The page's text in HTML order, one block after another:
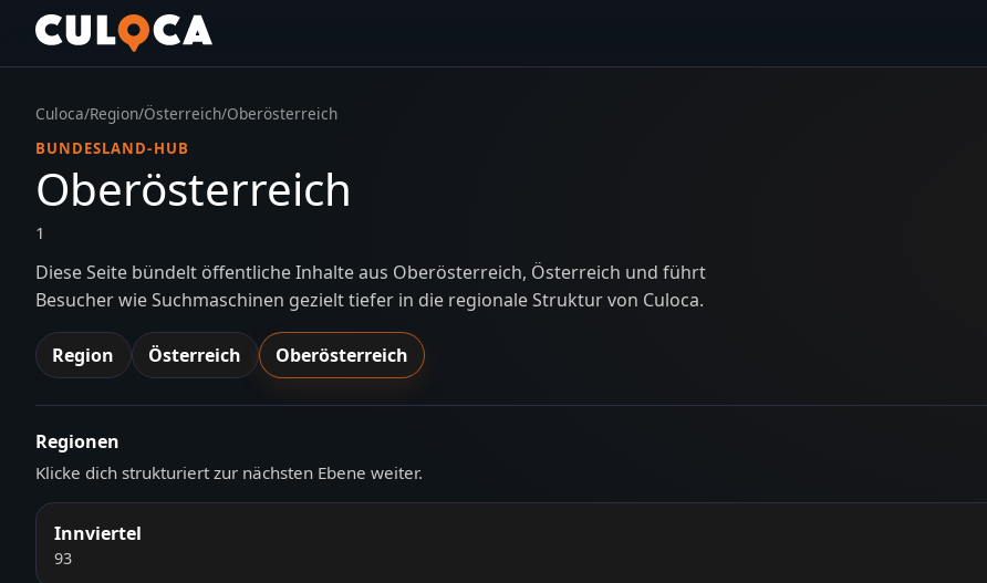
Culoca/Region/Österreich/Oberösterreich
BUNDESLAND-HUB
Oberösterreich
1
Diese Seite bündelt öffentliche Inhalte aus Oberösterreich, Österreich und führt
Besucher wie Suchmaschinen gezielt tiefer in die regionale Struktur von Culoca.
Region Österreich Oberösterreich
Regionen
Klicke dich strukturiert zur nächsten Ebene weiter.
Innviertel
93